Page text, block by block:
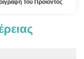
Του Προϊόντος